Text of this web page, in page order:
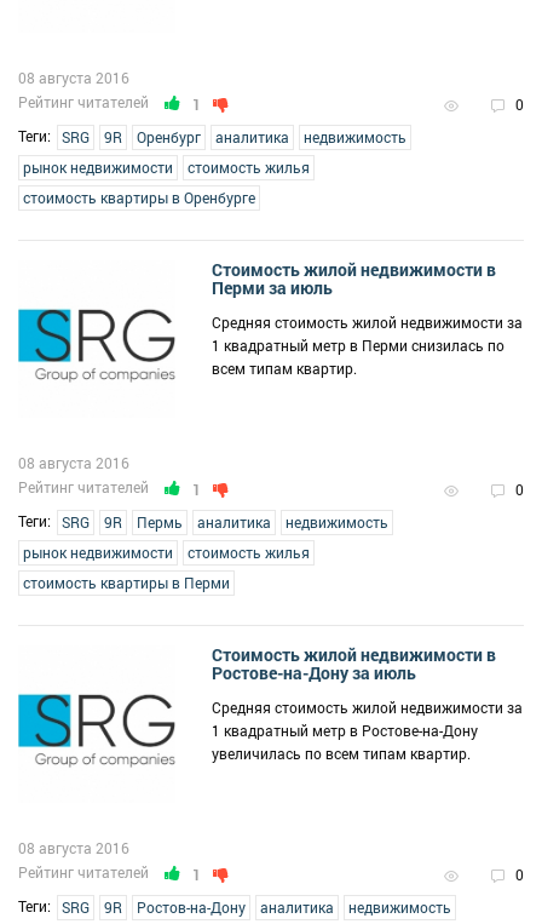
Рейтинг читателей 1 0
08 августа 2016
Теги: SRG 9R Оренбург аналитика
недвижимость
рынок недвижимости
стоимость жилья
стоимость квартиры в Оренбурге
Стоимость жилой недвижимости в
Перми за июль
Средняя стоимость жилой недвижимости за
1 квадратный метр в Перми снизилась по
всем типам квартир.
Рейтинг читателей 1 0
08 августа 2016
Теги: SRG 9R Пермь аналитика
недвижимость
рынок недвижимости
стоимость жилья
стоимость квартиры в Перми
Стоимость жилой недвижимости в
Ростове-на-Дону за июль
Средняя стоимость жилой недвижимости за
1 квадратный метр в Ростове-на-Дону
увеличилась по всем типам квартир.
Рейтинг читателей 1 0
08 августа 2016
Теги: SRG 9R Ростов-на-Дону аналитика
недвижимость